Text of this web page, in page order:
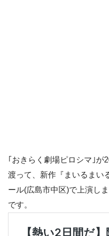
｢おきらく劇場ピロシマ｣が
渡って、新作『まいるまい
ール(広島市中区)で上演し
です。